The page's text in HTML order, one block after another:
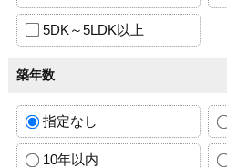
5DK～5LDK以上
築年数
指定なし
10年以内